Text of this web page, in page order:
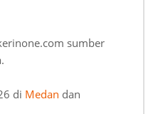
sumber
di Medan dan